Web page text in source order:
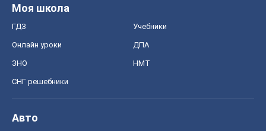
Моя школа
ГДЗ Учебники
Онлайн уроки ДПА
ЗНО НМТ
СНГ решебники
Авто